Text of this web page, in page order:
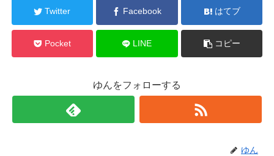
Twitter Facebook はてブ
Pocket LINE コピー
ゆんをフォローする
ゆん